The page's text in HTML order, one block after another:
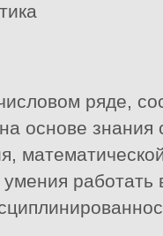
ряде,
основе знания
работать